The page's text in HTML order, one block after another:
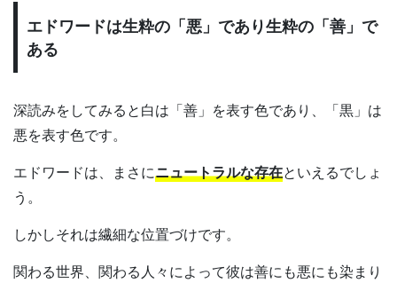
エドワードは生粋の「悪」であり生粋の「善」で
ある
深読みをしてみると白は「善」を表す色であり、「黒」は
悪を表す色です。
エドワードは、まさにニュートラルな存在といえるでしょ
う。
しかしそれは繊細な位置づけです。
関わる世界、関わる人々によって彼は善にも悪にも染まり